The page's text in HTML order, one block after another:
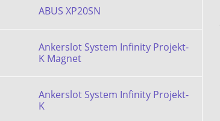
ABUS XP20SN
Ankerslot System Infinity Projekt-
K Magnet
Ankerslot System Infinity Projekt-
K